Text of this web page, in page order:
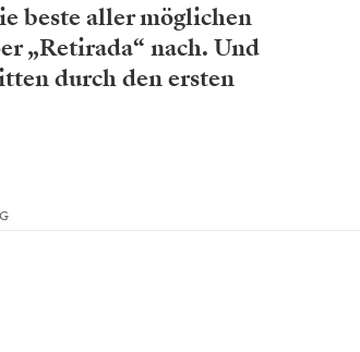
beste aller möglichen
„Retirada“ nach. Und
durch den ersten